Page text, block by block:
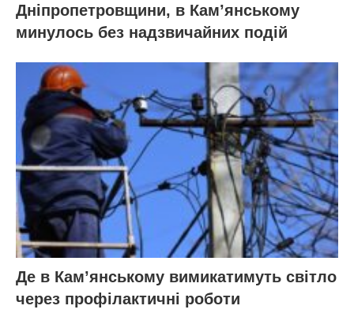
Дніпропетровщини, в Кам’янському
минулось без надзвичайних подій
Де в Кам’янському вимикатимуть світло
через профілактичні роботи